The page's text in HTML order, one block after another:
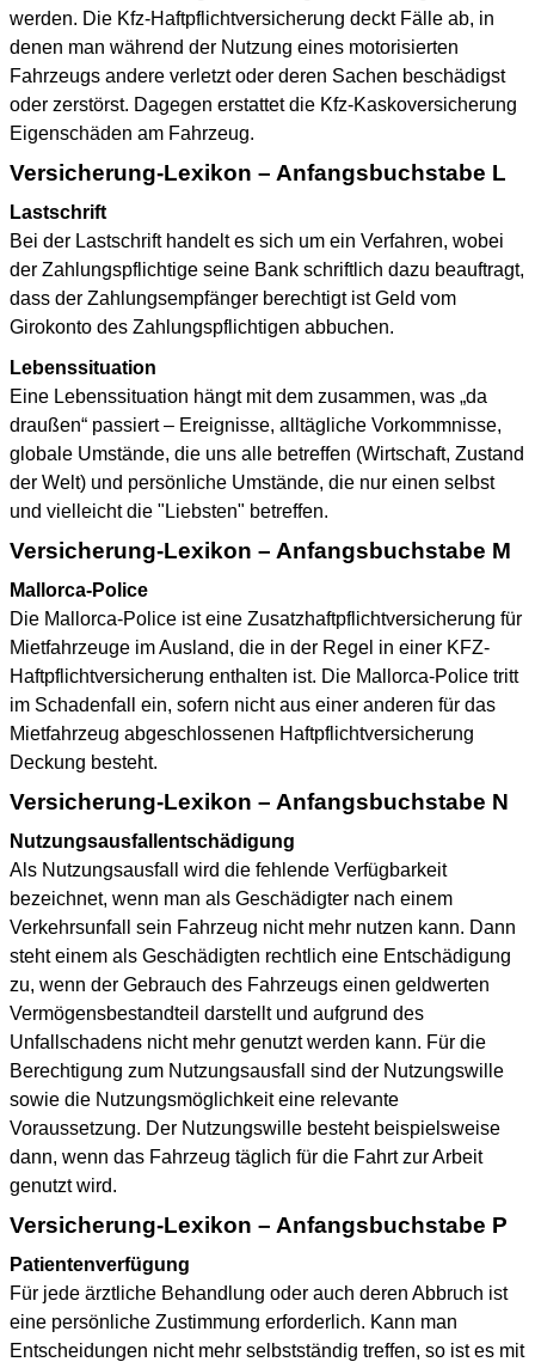
werden. Die Kfz-Haftpflichtversicherung deckt Fälle ab, in
denen man während der Nutzung eines motorisierten
Fahrzeugs andere verletzt oder deren Sachen beschädigst
oder zerstörst. Dagegen erstattet die Kfz-Kaskoversicherung
Eigenschäden am Fahrzeug.
Versicherung-Lexikon – Anfangsbuchstabe L
Lastschrift
Bei der Lastschrift handelt es sich um ein Verfahren, wobei
der Zahlungspflichtige seine Bank schriftlich dazu beauftragt,
dass der Zahlungsempfänger berechtigt ist Geld vom
Girokonto des Zahlungspflichtigen abbuchen.
Lebenssituation
Eine Lebenssituation hängt mit dem zusammen, was „da
draußen“ passiert – Ereignisse, alltägliche Vorkommnisse,
globale Umstände, die uns alle betreffen (Wirtschaft, Zustand
der Welt) und persönliche Umstände, die nur einen selbst
und vielleicht die "Liebsten" betreffen.
Versicherung-Lexikon – Anfangsbuchstabe M
Mallorca-Police
Die Mallorca-Police ist eine Zusatzhaftpflichtversicherung für
Mietfahrzeuge im Ausland, die in der Regel in einer KFZ-
Haftpflichtversicherung enthalten ist. Die Mallorca-Police tritt
im Schadenfall ein, sofern nicht aus einer anderen für das
Mietfahrzeug abgeschlossenen Haftpflichtversicherung
Deckung besteht.
Versicherung-Lexikon – Anfangsbuchstabe N
Nutzungsausfallentschädigung
Als Nutzungsausfall wird die fehlende Verfügbarkeit
bezeichnet, wenn man als Geschädigter nach einem
Verkehrsunfall sein Fahrzeug nicht mehr nutzen kann. Dann
steht einem als Geschädigten rechtlich eine Entschädigung
zu, wenn der Gebrauch des Fahrzeugs einen geldwerten
Vermögensbestandteil darstellt und aufgrund des
Unfallschadens nicht mehr genutzt werden kann. Für die
Berechtigung zum Nutzungsausfall sind der Nutzungswille
sowie die Nutzungsmöglichkeit eine relevante
Voraussetzung. Der Nutzungswille besteht beispielsweise
dann, wenn das Fahrzeug täglich für die Fahrt zur Arbeit
genutzt wird.
Versicherung-Lexikon – Anfangsbuchstabe P
Patientenverfügung
Für jede ärztliche Behandlung oder auch deren Abbruch ist
eine persönliche Zustimmung erforderlich. Kann man
Entscheidungen nicht mehr selbstständig treffen, so ist es mit